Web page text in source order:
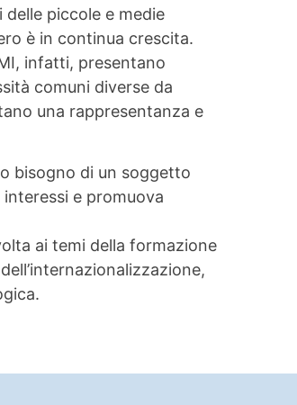
piccole e medie
è in continua crescita.
infatti, presentano
comuni diverse da
una rappresentanza e
bisogno di un soggetto
e promuova
ai temi della formazione